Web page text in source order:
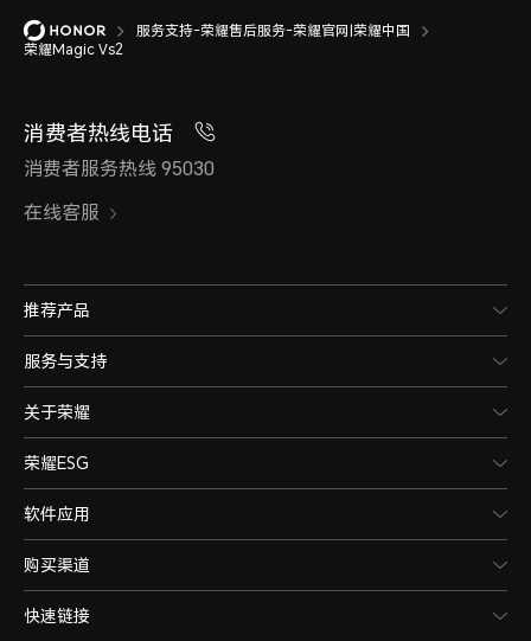
服务支持-荣耀售后服务-荣耀官网|荣耀中国
荣耀Magic Vs2
消费者热线电话
消费者服务热线 95030
在线客服
推荐产品
服务与支持
关于荣耀
荣耀ESG
软件应用
购买渠道
快速链接